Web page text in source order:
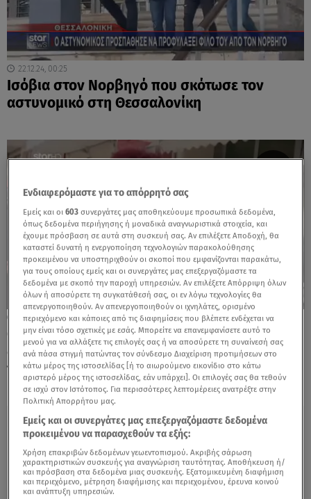
22.12.24, 00:25
Ισόβια στον Νορβηγό που σκότωσε τον
αστυνομικό στη Θεσσαλονίκη
21.11.24, 14:59
Θλίψη για τον αστυνομικό που
δολοφονήθηκε σε μπαρ: Ξεσπά η μητέρα
του
Ενδιαφερόμαστε για το απόρρητό σας
Εμείς και οι603 συνεργάτες μας αποθηκεύουμε προσωπικά δεδομένα,
όπως δεδομένα περιήγησης ή μοναδικά αναγνωριστικά στοιχεία, και
έχουμε πρόσβαση σε αυτά στη συσκευή σας. Αν επιλέξετε Αποδοχή, θα
καταστεί δυνατή η ενεργοποίηση τεχνολογιών παρακολούθησης
προκειμένου να υποστηριχθούν οι σκοποί που εμφανίζονται παρακάτω,
για τους οποίους εμείς και οι συνεργάτες μας επεξεργαζόμαστε τα
δεδομένα με σκοπό την παροχή υπηρεσιών. Αν επιλέξετε Απόρριψη όλων
όλων ή αποσύρετε τη συγκατάθεσή σας, οι εν λόγω τεχνολογίες θα
απενεργοποιηθούν. Αν απενεργοποιηθούν οι ιχνηλάτες, ορισμένο
περιεχόμενο και κάποιες από τις διαφημίσεις που βλέπετε ενδέχεται να
μην είναι τόσο σχετικές με εσάς. Μπορείτε να επανεμφανίσετε αυτό το
μενού για να αλλάξετε τις επιλογές σας ή να αποσύρετε τη συναίνεσή σας
ανά πάσα στιγμή πατώντας τον σύνδεσμο Διαχείριση προτιμήσεων στο
κάτω μέρος της ιστοσελίδας [ή το αιωρούμενο εικονίδιο στο κάτω
αριστερό μέρος της ιστοσελίδας, εάν υπάρχει]. Οι επιλογές σας θα τεθούν
σε ισχύ στον Ιστότοπος. Για περισσότερες λεπτομέρειες ανατρέξτε στην
Πολιτική Απορρήτου μας.
Εμείς και οι συνεργάτες μας επεξεργαζόμαστε δεδομένα
προκειμένου να παρασχεθούν τα εξής:
Χρήση επακριβών δεδομένων γεωεντοπισμού. Ακριβής σάρωση
χαρακτηριστικών συσκευής για αναγνώριση ταυτότητας. Αποθήκευση ή/
και πρόσβαση στα δεδομένα μιας συσκευής. Εξατομικευμένη διαφήμιση
και περιεχόμενο, μέτρηση διαφήμισης και περιεχομένου, έρευνα κοινού
και ανάπτυξη υπηρεσιών.